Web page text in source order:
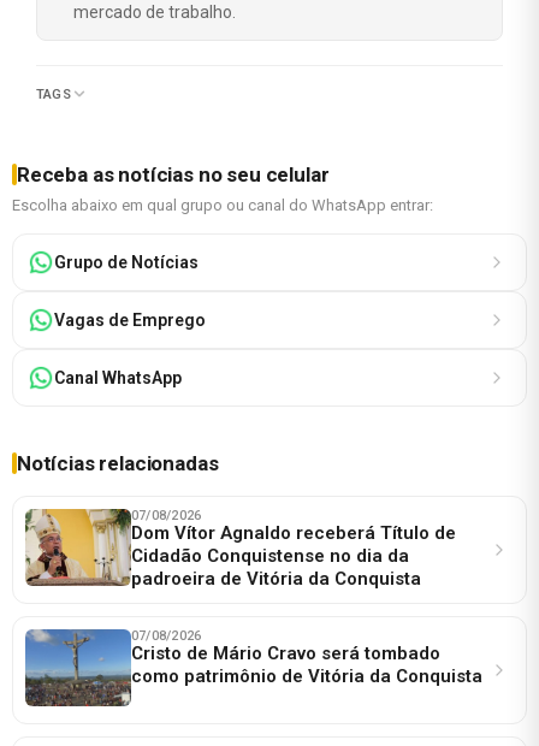
mercado de trabalho.
TAGS
Receba as notícias no seu celular
Escolha abaixo em qual grupo ou canal do WhatsApp entrar:
Grupo de Notícias
Vagas de Emprego
Canal WhatsApp
Notícias relacionadas
07/08/2026
Dom Vítor Agnaldo receberá Título de
Cidadão Conquistense no dia da
padroeira de Vitória da Conquista
07/08/2026
Cristo de Mário Cravo será tombado
como patrimônio de Vitória da Conquista